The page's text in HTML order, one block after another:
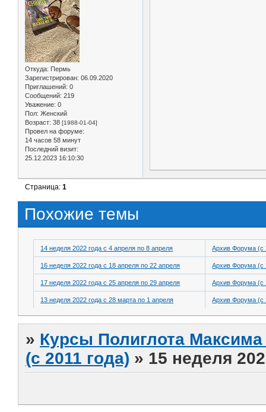
Откуда: Пермь
Зарегистрирован: 06.09.2020
Приглашений: 0
Сообщений: 219
Уважение: 0
Пол: Женский
Возраст: 38 [1988-01-04]
Провел на форуме:
14 часов 58 минут
Последний визит:
25.12.2023 16:10:30
Страница:1
Похожие темы
14 неделя 2022 года с 4 апреля по 8 апреля Архив Форума (с
16 неделя 2022 года с 18 апреля по 22 апреля Архив Форума (с
17 неделя 2022 года с 25 апреля по 29 апреля Архив Форума (с
13 неделя 2022 года с 28 марта по 1 апреля Архив Форума (с
» Курсы Полиглота
(с 2011 года) » 15 неделя